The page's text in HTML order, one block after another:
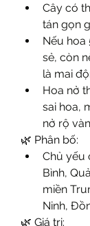
Cây có
tán gọn
Nếu hoa
sẻ, còn
là mai
Hoa nở
sai hoa,
nở rộ
🌿 Phân bố:
Chủ yếu
Bình,
miền
Ninh,
🌿 Giá trị: